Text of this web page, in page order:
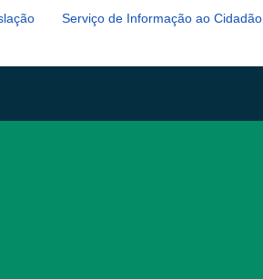
Serviço de Informação ao Cidadão